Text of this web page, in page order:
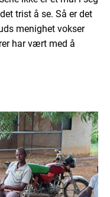
trist å se. Så er det
menighet vokser
har vært med å